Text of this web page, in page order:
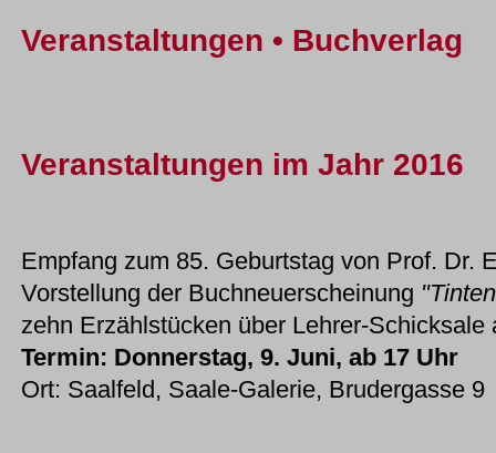
Veranstaltungen • Buchverlag
Veranstaltungen im Jahr 2016
Empfang zum 85. Geburtstag von Prof. Dr.
Vorstellung der Buchneuerscheinung
zehn Erzählstücken über Lehrer-Schicksale
Termin: Donnerstag, 9. Juni, ab 17 Uhr
Ort: Saalfeld, Saale-Galerie, Brudergasse 9